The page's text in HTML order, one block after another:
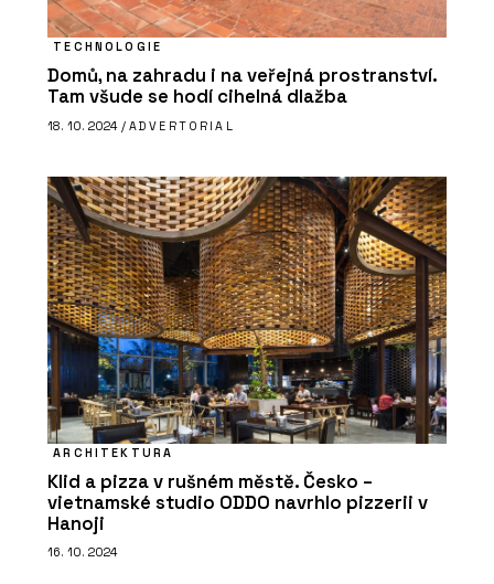
O FIRMĚ
OBZOR
ČLÁNKY
Šest dekád na OBZORu: Od cibule k
originálním vypínačům
TECHNOLOGIE
Domů, na zahradu i na veřejná prostranství.
Tam všude se hodí cihelná dlažba
18. 10. 2024 / ADVERTORIAL
ARCHITEKTURA
Klid a pizza v rušném městě. Česko –
vietnamské studio ODDO navrhlo pizzerii v
Hanoji
16. 10. 2024